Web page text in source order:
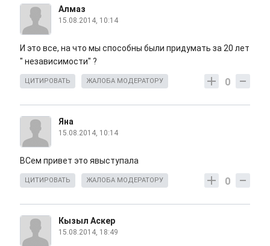
Алмаз
15.08.2014, 10:14
И это все, на что мы способны были придумать за 20 лет
" независимости" ?
0
ЦИТИРОВАТЬ ЖАЛОБА МОДЕРАТОРУ
Яна
15.08.2014, 10:14
ВСем привет это явыступала
0
ЦИТИРОВАТЬ ЖАЛОБА МОДЕРАТОРУ
Кызыл Аскер
15.08.2014, 18:49